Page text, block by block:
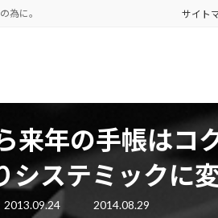
為に。 サイト
来年の手帳はコ
システミックに
2013.09.24
最
2014.08.29